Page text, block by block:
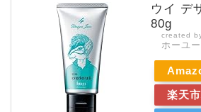
ウイ デ
80g
created
ホーユー
楽天